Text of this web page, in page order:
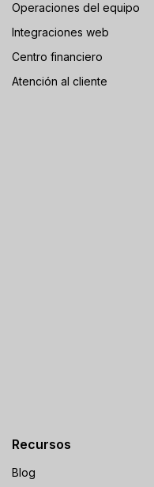
Operaciones del equipo
Integraciones web
Centro financiero
Atención al cliente
Recursos
Blog